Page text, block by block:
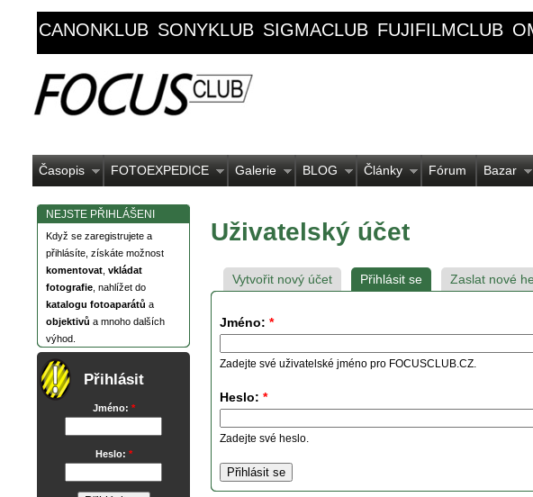
CANONKLUB SONYKLUB SIGMACLUB FUJIFILMCLUB
Časopis FOTOEXPEDICE Galerie BLOG Články Fórum Bazar
NEJSTE PŘIHLÁŠENI
Když se zaregistrujete a
přihlásíte, získáte možnost
komentovat vkládat
fotografie , nahlížet do
katalogu fotoaparátů a
objektivů a mnoho dalších
výhod.
Přihlásit
Jméno: *
Heslo: *
Uživatelský účet
Vytvořit nový účet Přihlásit se Zaslat nové
Jméno: *
Zadejte své uživatelské jméno pro FOCUSCLUB.CZ.
Heslo: *
Zadejte své heslo.